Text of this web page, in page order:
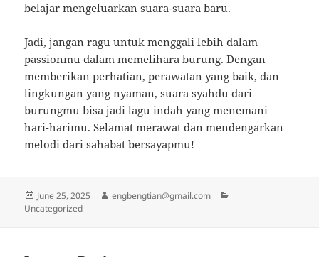
belajar mengeluarkan suara-suara baru.
Jadi, jangan ragu untuk menggali lebih dalam
passionmu dalam memelihara burung. Dengan
memberikan perhatian, perawatan yang baik, dan
lingkungan yang nyaman, suara syahdu dari
burungmu bisa jadi lagu indah yang menemani
hari-harimu. Selamat merawat dan mendengarkan
melodi dari sahabat bersayapmu!
Posted
on
June 25, 2025 Author
engbengtian@gmail.com
Uncategorized